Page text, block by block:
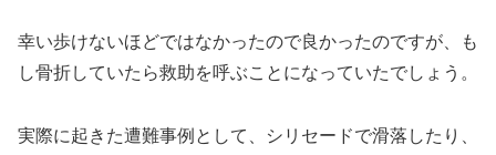
幸い歩けないほどではなかったので良かったのですが、も
し骨折していたら救助を呼ぶことになっていたでしょう。
実際に起きた遭難事例として、シリセードで滑落したり、